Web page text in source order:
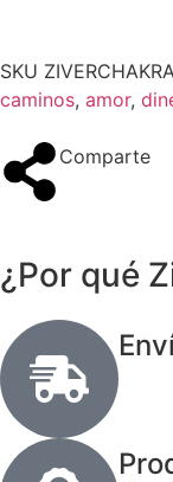
SKU
caminos, amor,
Comparte
¿Por qué